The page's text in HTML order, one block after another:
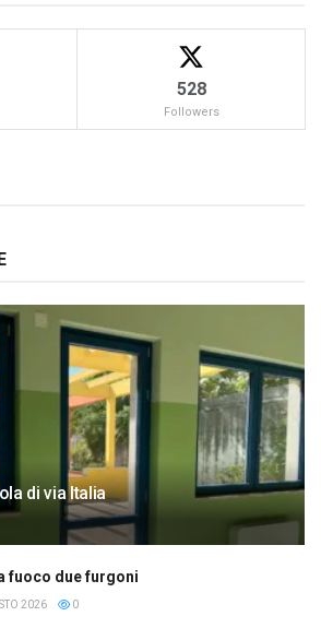
528
Followers
di via Italia
fuoco due furgoni
2026 0